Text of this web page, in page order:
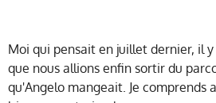
Moi qui pensait en juillet dernier, il
que nous allions enfin sortir du
qu'Angelo mangeait. Je comprends